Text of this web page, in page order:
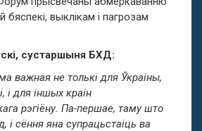
бяспекі, выклікам і пагрозам
сустаршыня БХД:
важная не толькі для Ўкраіны,
і для іншых краін
рэгіёну. Па-першае, таму што
і сёння яна супрацьстаіць ва